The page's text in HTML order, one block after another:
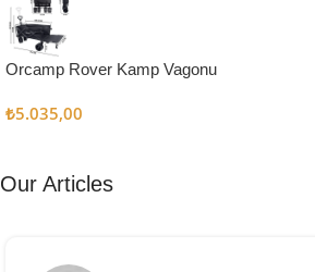
Şefler İçin
Keşfet
Orcamp Rover Kamp Vagonu
₺5.035,00
Our Articles